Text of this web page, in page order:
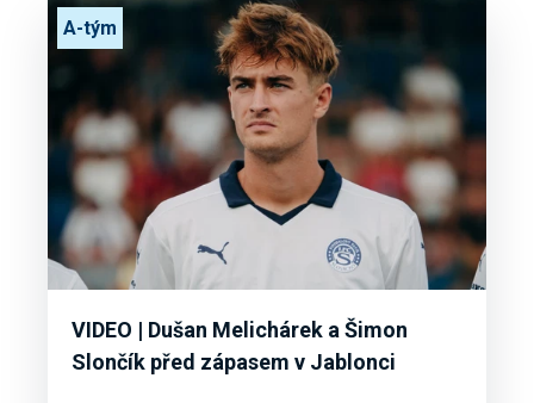
VIDEO | Dušan Melichárek a Šimon
Slončík před zápasem v Jablonci
A-tým